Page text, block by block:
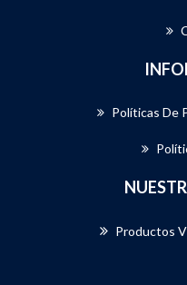
Políticas De
Productos